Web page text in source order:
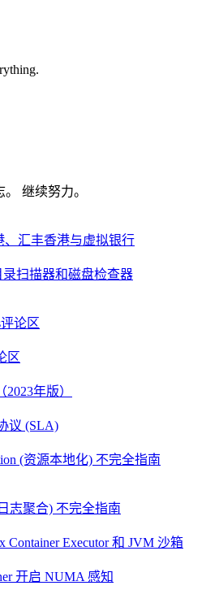
继续努力。
、汇丰香港与虚拟银行
扫描器和磁盘检查器
论区
区
年版）
议 (SLA)
(资源本地化) 不完全指南
志聚合) 不完全指南
Container Executor 和 JVM 沙箱
开启 NUMA 感知